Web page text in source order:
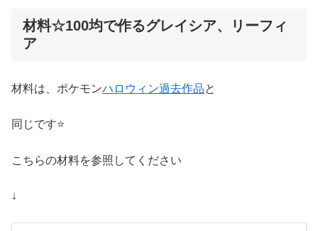
材料☆100均で作るグレイシア、リーフィ
ア
材料は、ポケモンハロウィン過去作品と
同じです⭐
こちらの材料を参照してください
↓